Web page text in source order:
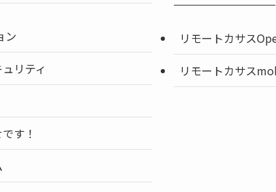
ン
リティ
す！
リモートカサス
リモートカサス